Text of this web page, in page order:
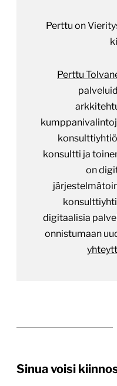
Perttu on
Perttu
konsulttiyhtiö
konsultti ja
on
digitaalisia
onnistumaan
Sinua voisi